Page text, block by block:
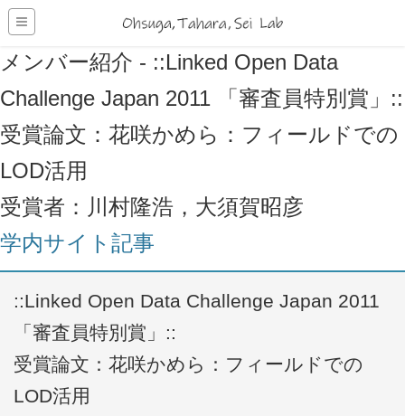
メンバー紹介 - ::Linked Open Data
Challenge Japan 2011 「審査員特別賞」::
受賞論文：花咲かめら：フィールドでの
LOD活用
受賞者：川村隆浩，大須賀昭彦
学内サイト記事
::Linked Open Data Challenge Japan 2011
「審査員特別賞」::
受賞論文：花咲かめら：フィールドでの
LOD活用